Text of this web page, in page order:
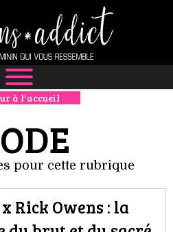
MODE
à l'accueil
pour cette rubrique
Rick Owens : la